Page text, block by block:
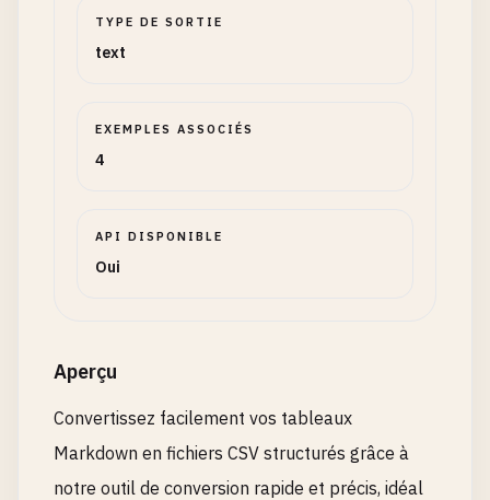
TYPE DE SORTIE
text
EXEMPLES ASSOCIÉS
4
API DISPONIBLE
Oui
Aperçu
Convertissez facilement vos tableaux
Markdown en fichiers CSV structurés grâce à
notre outil de conversion rapide et précis, idéal